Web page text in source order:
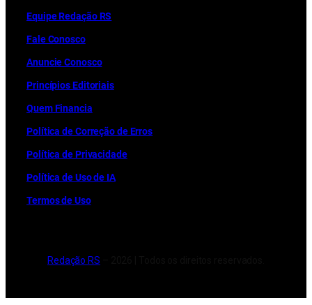
Equipe Redação RS
Fale Conosco
Anuncie Conosco
Princípios Editoriais
Quem Financia
Política de Correção de Erros
Política de Privacidade
Política de Uso de IA
Termos de Uso
Redação RS